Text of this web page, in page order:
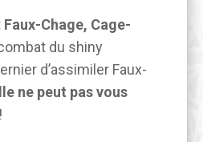
Faux-Chage, Cage-
du shiny
d’assimiler Faux-
ne peut pas vous